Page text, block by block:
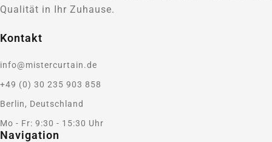
Qualität in Ihr Zuhause.
Kontakt
info@mistercurtain.de
+49 (0) 30 235 903 858
Berlin, Deutschland
Mo - Fr: 9:30 - 15:30 Uhr
Navigation